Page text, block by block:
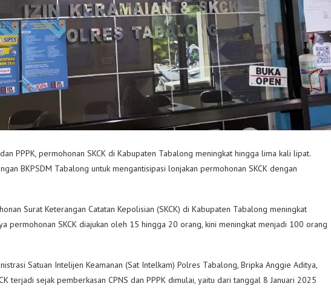
PPPK, permohonan SKCK di Kabupaten Tabalong meningkat hingga lima kali lipat.
BKPSDM Tabalong untuk mengantisipasi lonjakan permohonan SKCK dengan
Surat Keterangan Catatan Kepolisian (SKCK) di Kabupaten Tabalong meningkat
permohonan SKCK diajukan oleh 15 hingga 20 orang, kini meningkat menjadi 100 orang
Satuan Intelijen Keamanan (Sat Intelkam) Polres Tabalong, Bripka Anggie Aditya,
terjadi sejak pemberkasan CPNS dan PPPK dimulai, yaitu dari tanggal 8 Januari 2025